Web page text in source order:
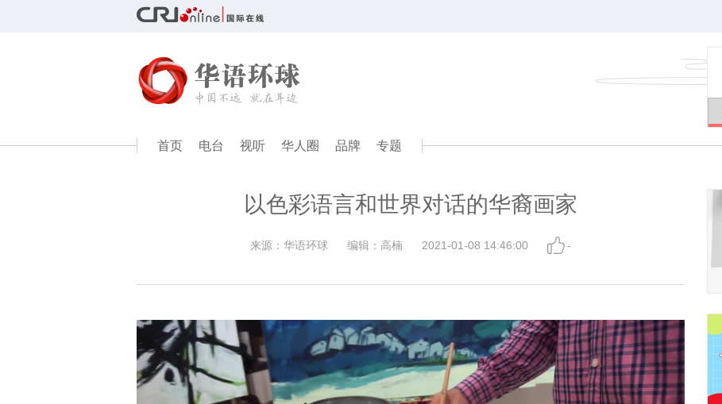
首页 电台 视听 华人圈 品牌 专题
以色彩语言和世界对话的华裔画家
来源：华语环球 编辑：高楠 2021-01-08 14:46:00 -